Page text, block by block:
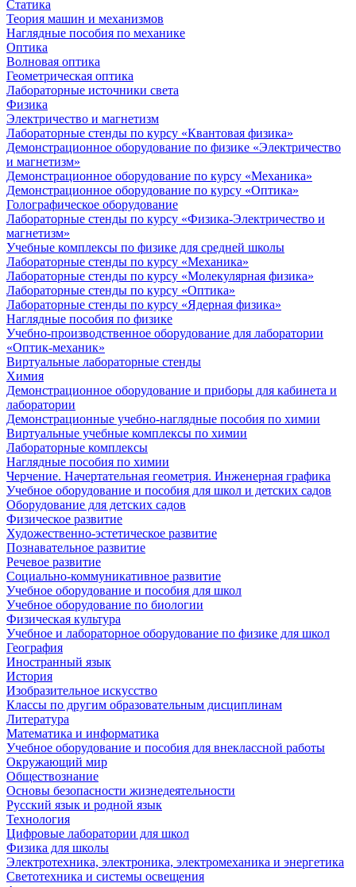
Статика
Теория машин и механизмов
Наглядные пособия по механике
Оптика
Волновая оптика
Геометрическая оптика
Лабораторные источники света
Физика
Электричество и магнетизм
Лабораторные стенды по курсу «Квантовая физика»
Демонстрационное оборудование по физике «Электричество
и магнетизм»
Демонстрационное оборудование по курсу «Механика»
Демонстрационное оборудование по курсу «Оптика»
Голографическое оборудование
Лабораторные стенды по курсу «Физика-Электричество и
магнетизм»
Учебные комплексы по физике для средней школы
Лабораторные стенды по курсу «Механика»
Лабораторные стенды по курсу «Молекулярная физика»
Лабораторные стенды по курсу «Оптика»
Лабораторные стенды по курсу «Ядерная физика»
Наглядные пособия по физике
Учебно-производственное оборудование для лаборатории
«Оптик-механик»
Виртуальные лабораторные стенды
Химия
Демонстрационное оборудование и приборы для кабинета и
лаборатории
Демонстрационные учебно-наглядные пособия по химии
Виртуальные учебные комплексы по химии
Лабораторные комплексы
Наглядные пособия по химии
Черчение. Начертательная геометрия. Инженерная графика
Учебное оборудование и пособия для школ и детских садов
Оборудование для детских садов
Физическое развитие
Художественно-эстетическое развитие
Познавательное развитие
Речевое развитие
Социально-коммуникативное развитие
Учебное оборудование и пособия для школ
Учебное оборудование по биологии
Физическая культура
Учебное и лабораторное оборудование по физике для школ
География
Иностранный язык
История
Изобразительное искусство
Классы по другим образовательным дисциплинам
Литература
Математика и информатика
Учебное оборудование и пособия для внеклассной работы
Окружающий мир
Обществознание
Основы безопасности жизнедеятельности
Русский язык и родной язык
Технология
Цифровые лаборатории для школ
Физика для школы
Электротехника, электроника, электромеханика и энергетика
Светотехника и системы освещения